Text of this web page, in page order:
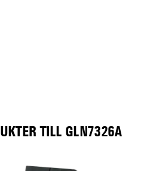
TILL GLN7326A